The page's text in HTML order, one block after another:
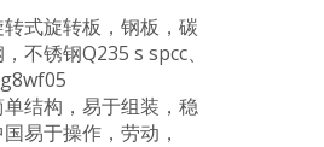
式旋转板，钢板，碳
不锈钢Q235 s spcc、
结构，易于组装，稳
易于操作，劳动，